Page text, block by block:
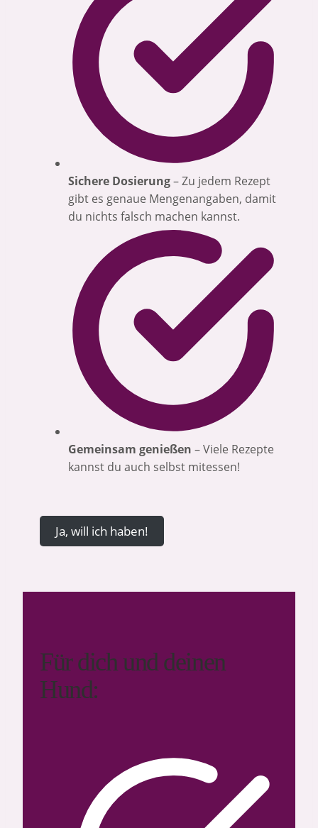
Sichere Dosierung– Zu jedem Rezept
gibt es genaue Mengenangaben, damit
du nichts falsch machen kannst.
Gemeinsam genießen – Viele Rezepte
kannst du auch selbst mitessen!
Ja, will ich haben!
Für dich und deinen
Hund: